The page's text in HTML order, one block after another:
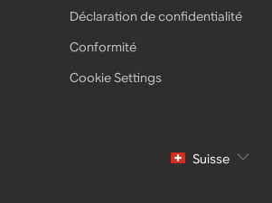
Déclaration de confidentialité
Conformité
Cookie Settings
Suisse